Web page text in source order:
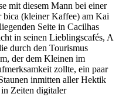
mit diesem Mann bei einer
bica (kleiner Kaffee) am Kai
Seite in Cacilhas
in seinen Lieblingscafés, A
durch den Tourismus
der dem Kleinen im
zollte, ein paar
inmitten aller Hektik
Zeiten digitaler